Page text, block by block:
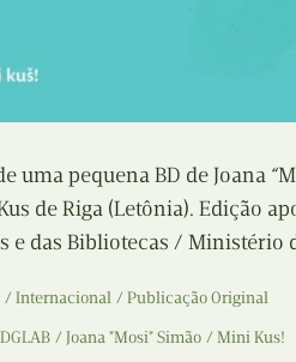
uma pequena BD de Joana
de Riga (Letônia). Edição
e das Bibliotecas / Ministério
Internacional
Publicação Original
DGLAB Joana "Mosi" Simão Mini Kus!